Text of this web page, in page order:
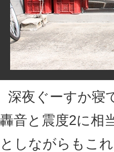
深夜ぐーすか寝
轟音と震度2に相
としながらもこ